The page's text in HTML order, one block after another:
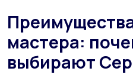
мастера:
выбирают